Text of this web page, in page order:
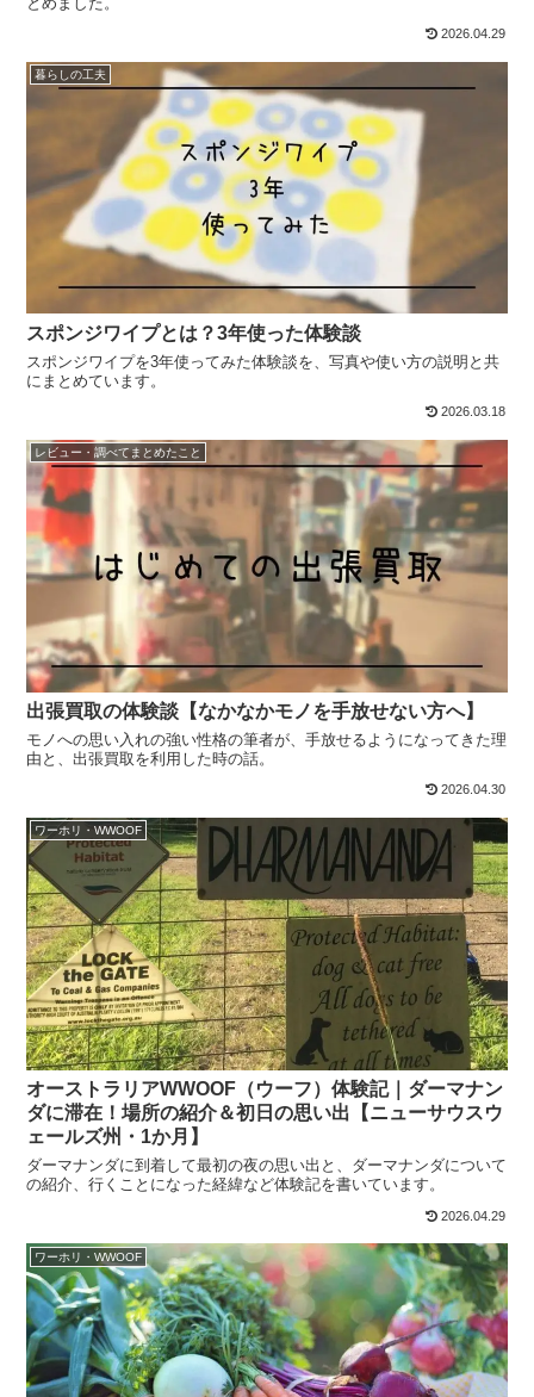
2026.04.29
暮らしの工夫
スポンジワイプとは？3年使った体験談
スポンジワイプを3年使ってみた体験談を、写真や使い方の説明と共
にまとめています。
2026.03.18
レビュー・調べてまとめたこと
出張買取の体験談【なかなかモノを手放せない方へ】
モノへの思い入れの強い性格の筆者が、手放せるようになってきた理
由と、出張買取を利用した時の話。
2026.04.30
ワーホリ・WWOOF
オーストラリアWWOOF（ウーフ）体験記｜ダーマナン
ダに滞在！場所の紹介＆初日の思い出【ニューサウスウ
ェールズ州・1か月】
ダーマナンダに到着して最初の夜の思い出と、ダーマナンダについて
の紹介、行くことになった経緯など体験記を書いています。
2026.04.29
ワーホリ・WWOOF